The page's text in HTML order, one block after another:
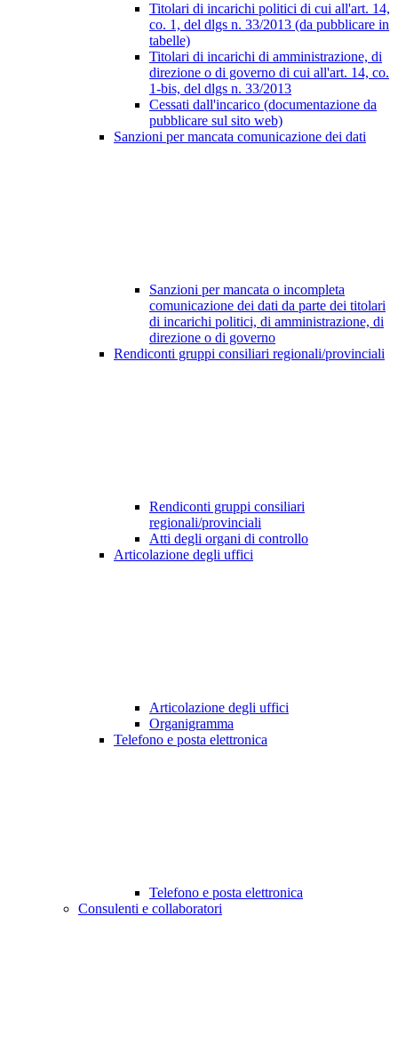
Titolari di incarichi politici di cui all'art. 14,
co. 1, del dlgs n. 33/2013 (da pubblicare in
tabelle)
Titolari di incarichi di amministrazione, di
direzione o di governo di cui all'art. 14, co.
1-bis, del dlgs n. 33/2013
Cessati dall'incarico (documentazione da
pubblicare sul sito web)
Sanzioni per mancata comunicazione dei dati
Sanzioni per mancata o incompleta
comunicazione dei dati da parte dei titolari
di incarichi politici, di amministrazione, di
direzione o di governo
Rendiconti gruppi consiliari regionali/provinciali
Rendiconti gruppi consiliari
regionali/provinciali
Atti degli organi di controllo
Articolazione degli uffici
Articolazione degli uffici
Organigramma
Telefono e posta elettronica
Telefono e posta elettronica
Consulenti e collaboratori